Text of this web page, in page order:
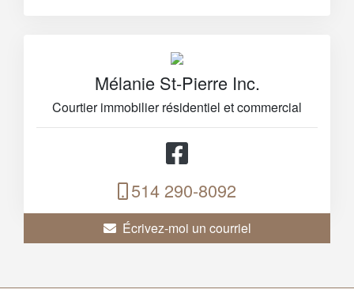
Mélanie St-Pierre Inc.
Courtier immobilier résidentiel et commercial
514 290-8092
Écrivez-moi un courriel